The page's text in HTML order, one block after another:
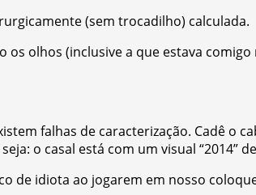
(sem trocadilho) calculada.
olhos (inclusive a que estava
falhas de caracterização. Cadê o
o casal está com um visual “2014”
idiota ao jogarem em nosso